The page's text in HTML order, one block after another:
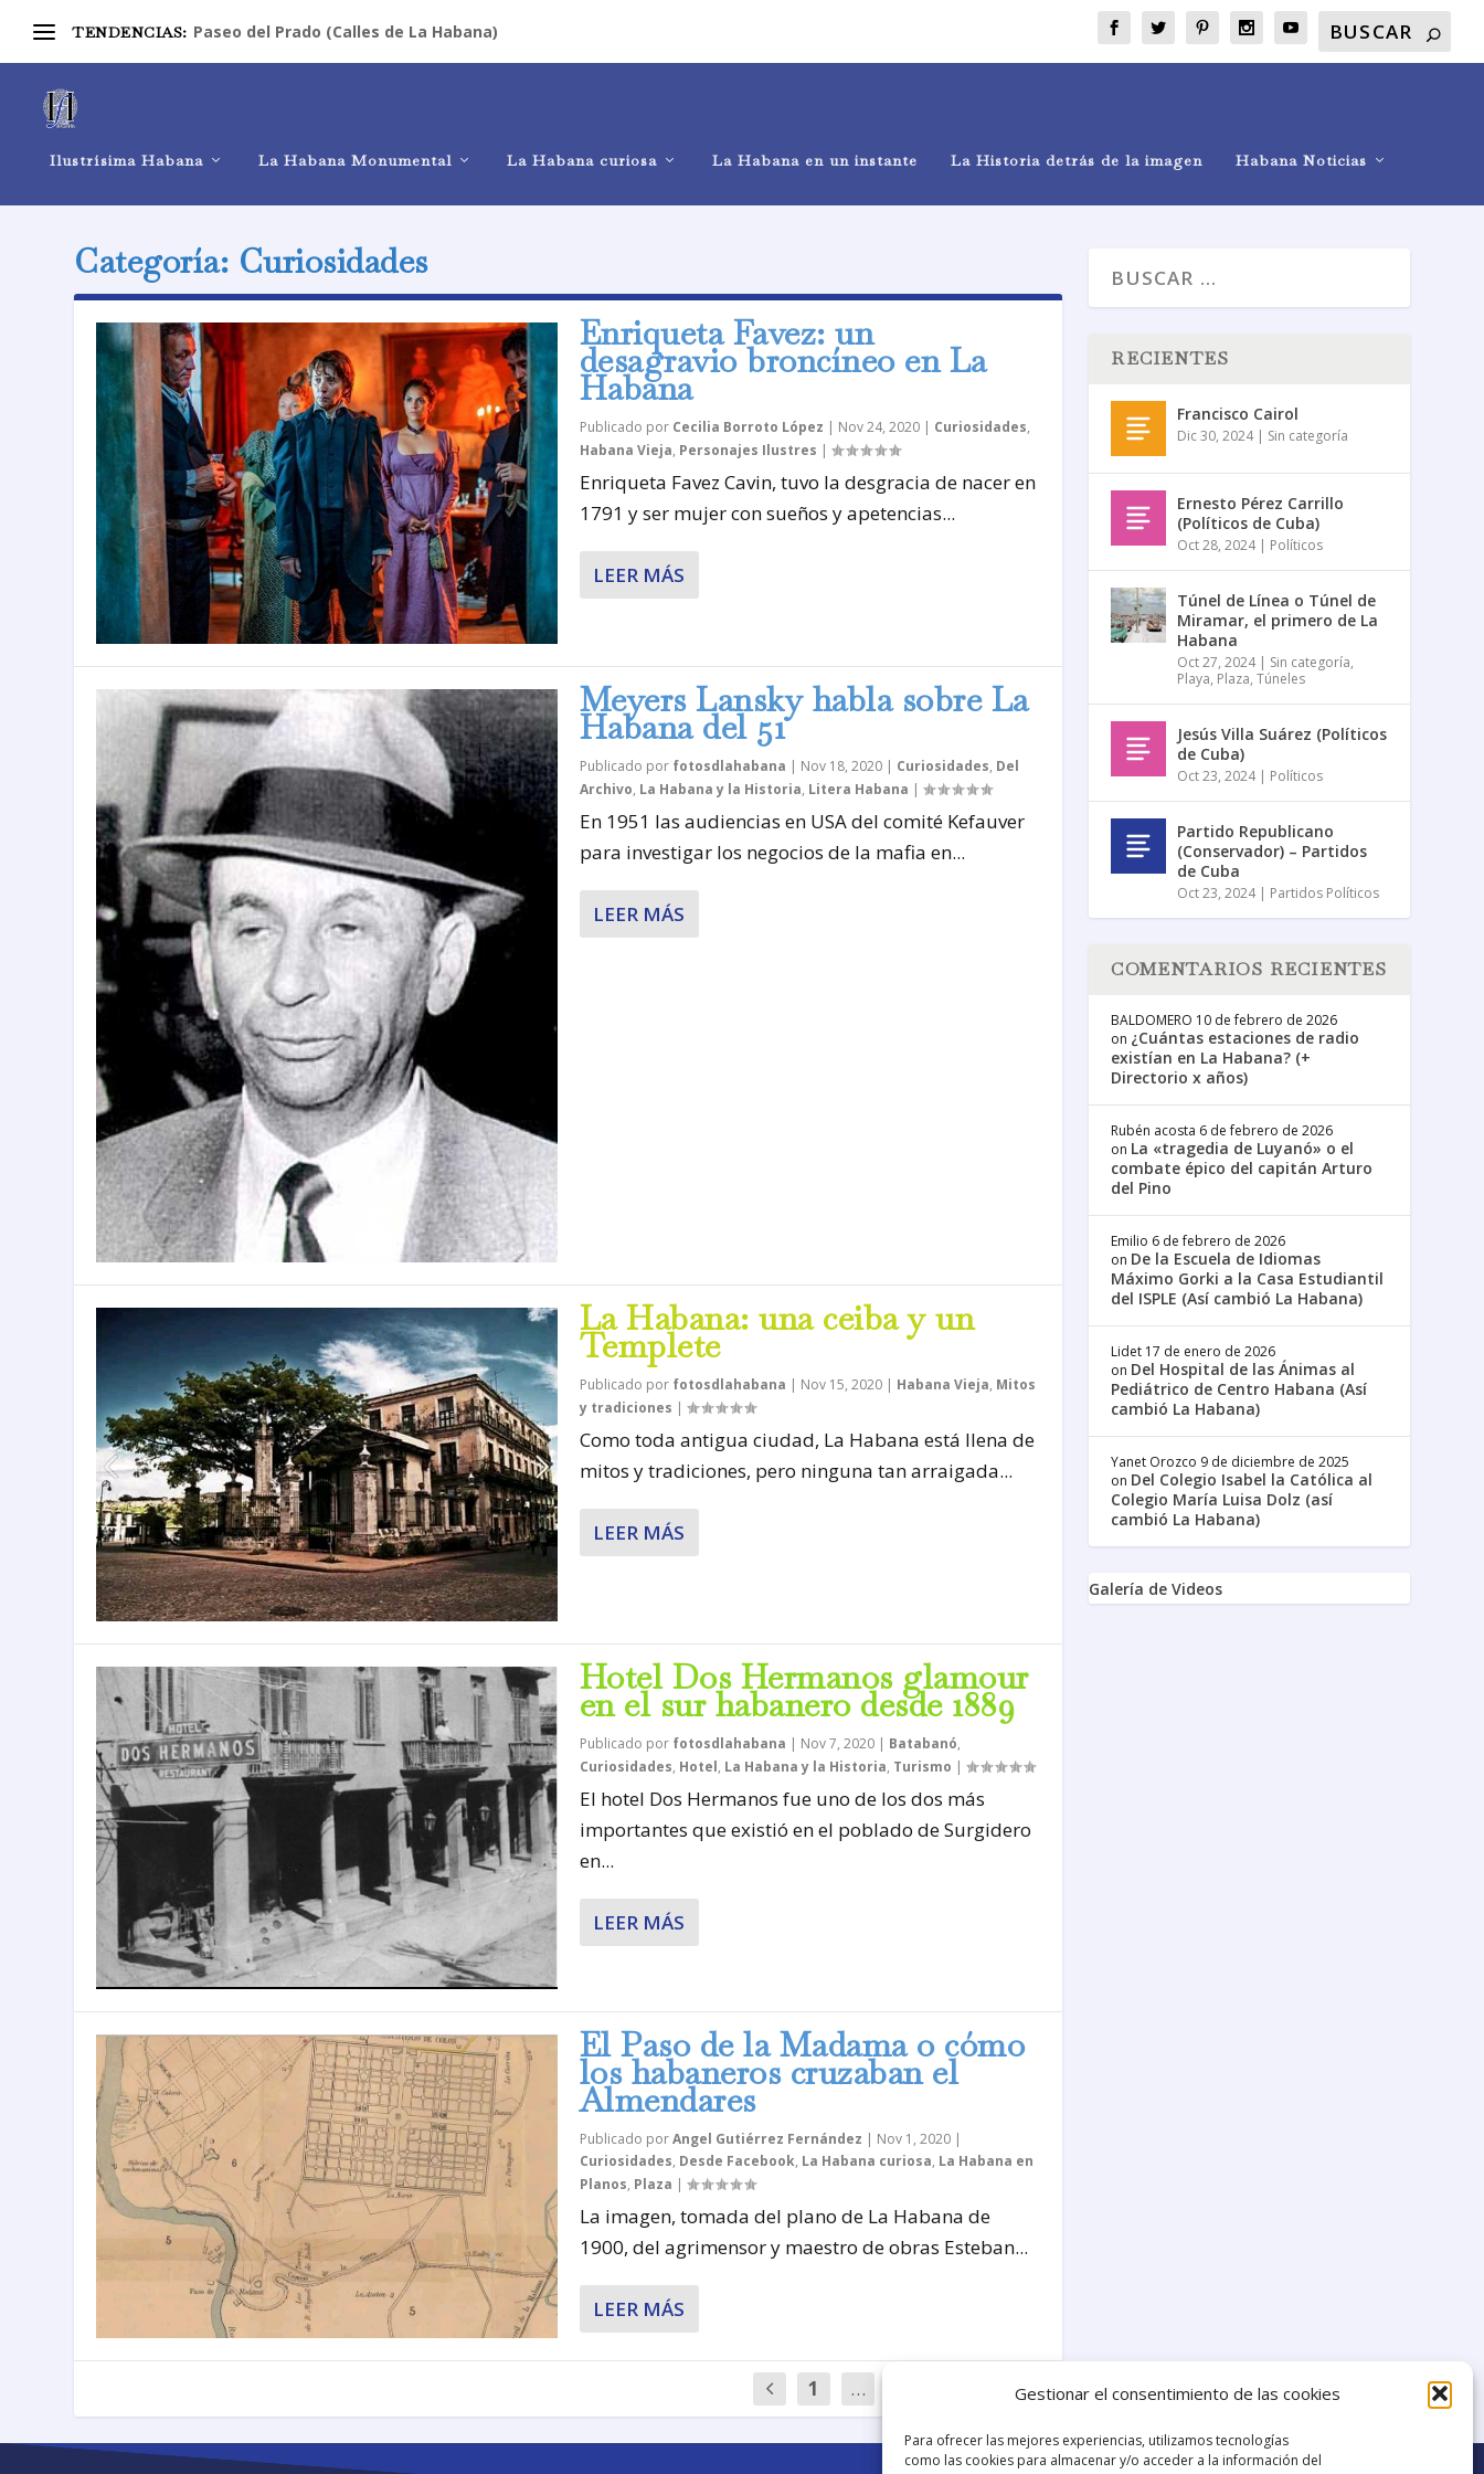
Gestionar el consentimiento de las cookies
Para ofrecer las mejores experiencias, utilizamos tecnologías
como las cookies para almacenar y/o acceder a la información del
TENDENCIAS: Paseo del Prado (Calles de La Habana)
Ilustrísima Habana La Habana Monumental La Habana curiosa La Habana en un instante La Historia detrás de la imagen Habana Noticias
Categoría: Curiosidades
Enriqueta Favez: un
desagravio broncíneo en La
Habana
Publicado por Cecilia Borroto López | Nov 24, 2020| Curiosidades,
Habana Vieja, Personajes Ilustres |
Enriqueta Favez Cavin, tuvo la desgracia de nacer en
1791 y ser mujer con sueños y apetencias...
LEER MÁS
Meyers Lansky habla sobre La
Habana del 51
Publicado por fotosdlahabana | Nov 18, 2020| Curiosidades, Del
Archivo, La Habana y la Historia, Litera Habana |
En 1951 las audiencias en USA del comité Kefauver
para investigar los negocios de la mafia en...
LEER MÁS
La Habana: una ceiba y un
Templete
Publicado por fotosdlahabana | Nov 15, 2020| Habana Vieja, Mitos
y tradiciones |
Como toda antigua ciudad, La Habana está llena de
mitos y tradiciones, pero ninguna tan arraigada...
LEER MÁS
Hotel Dos Hermanos glamour
en el sur habanero desde 1889
Publicado por fotosdlahabana Nov 7, 2020| Batabanó,
Curiosidades, Hotel, La Habana y la Historia, Turismo
El hotel Dos Hermanos fue uno de los dos más
importantes que existió en el poblado de Surgidero
en...
LEER MÁS
El Paso de la Madama o cómo
los habaneros cruzaban el
Almendares
Publicado porAngel Gutiérrez Fernández | Nov 1, 2020|
Curiosidades, Desde Facebook, La Habana curiosa, La Habana en
Planos, Plaza |
La imagen, tomada del plano de La Habana de
1900, del agrimensor y maestro de obras Esteban...
LEER MÁS
1 …
RECIENTES
Francisco Cairol
Dic 30, 2024| Sin categoría
Ernesto Pérez Carrillo
(Políticos de Cuba)
Oct 28, 2024| Políticos
Túnel de Línea o Túnel de
Miramar, el primero de La
Habana
Oct 27, 2024| Sin categoría,
Playa, Plaza,Túneles
Jesús Villa Suárez (Políticos
de Cuba)
Oct 23, 2024| Políticos
Partido Republicano
(Conservador) – Partidos
de Cuba
Oct 23, 2024| Partidos Políticos
COMENTARIOS RECIENTES
BALDOMERO 10 de febrero de 2026
on ¿Cuántas estaciones de radio
existían en La Habana? (+
Directorio x años)
Rubén acosta 6 de febrero de 2026
on La «tragedia de Luyanó» o el
combate épico del capitán Arturo
del Pino
Emilio 6 de febrero de 2026
on De la Escuela de Idiomas
Máximo Gorki a la Casa Estudiantil
del ISPLE (Así cambió La Habana)
Lidet 17 de enero de 2026
on Del Hospital de las Ánimas al
Pediátrico de Centro Habana (Así
cambió La Habana)
Yanet Orozco 9 de diciembre de 2025
on Del Colegio Isabel la Católica al
Colegio María Luisa Dolz (así
cambió La Habana)
Galería de Videos